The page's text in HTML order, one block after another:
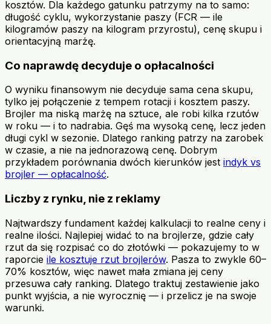
kosztów. Dla każdego gatunku patrzymy na to samo:
długość cyklu, wykorzystanie paszy (FCR — ile
kilogramów paszy na kilogram przyrostu), cenę skupu i
orientacyjną marżę.
Co naprawdę decyduje o opłacalności
O wyniku finansowym nie decyduje sama cena skupu,
tylko jej połączenie z tempem rotacji i kosztem paszy.
Brojler ma niską marżę na sztuce, ale robi kilka rzutów
w roku — i to nadrabia. Gęś ma wysoką cenę, lecz jeden
długi cykl w sezonie. Dlatego ranking patrzy na zarobek
w czasie, a nie na jednorazową cenę. Dobrym
przykładem porównania dwóch kierunków jest indyk vs
brojler — opłacalność.
Liczby z rynku, nie z reklamy
Najtwardszy fundament każdej kalkulacji to realne ceny i
realne ilości. Najlepiej widać to na brojlerze, gdzie cały
rzut da się rozpisać co do złotówki — pokazujemy to w
raporcie ile kosztuje rzut brojlerów. Pasza to zwykle 60–
70% kosztów, więc nawet mała zmiana jej ceny
przesuwa cały ranking. Dlatego traktuj zestawienie jako
punkt wyjścia, a nie wyrocznię — i przelicz je na swoje
warunki.